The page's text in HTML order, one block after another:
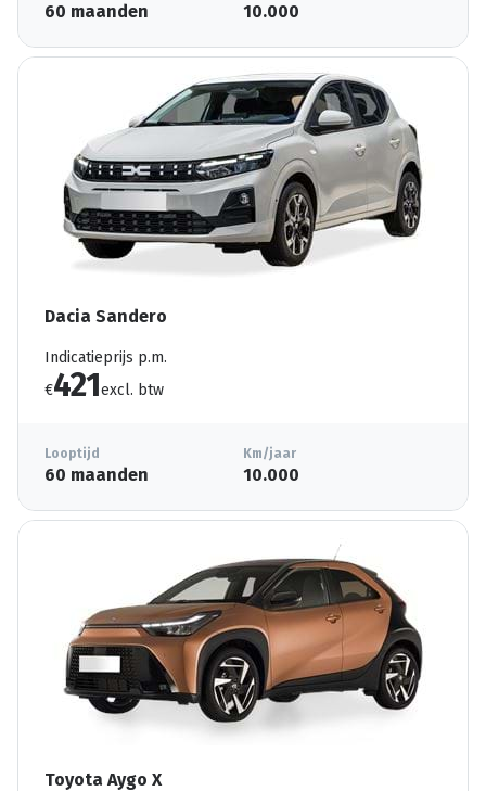
60 maanden 10.000
Dacia Sandero
Indicatieprijs p.m.
€421excl. btw
Looptijd
60 maanden
Km/jaar
10.000
Toyota Aygo X